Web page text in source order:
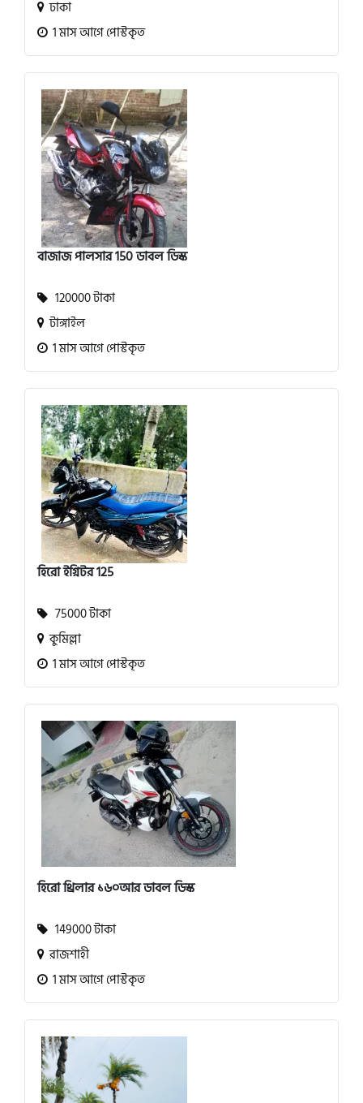
ঢাকা
1 মাস আগে পোস্টকৃত
বাজাজ পালসার 150 ডাবল ডিস্ক
120000 টাকা
টাঙ্গাইল
1 মাস আগে পোস্টকৃত
হিরো ইগ্নিটর 125
75000 টাকা
কুমিল্লা
1 মাস আগে পোস্টকৃত
হিরো থ্রিলার ১৬০আর ডাবল ডিস্ক
149000 টাকা
রাজশাহী
1 মাস আগে পোস্টকৃত